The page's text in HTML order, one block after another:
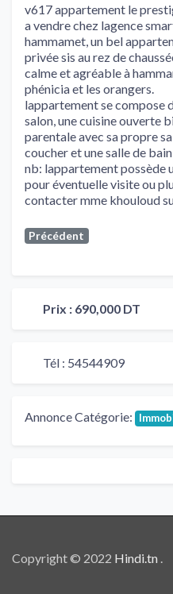
v617 appartement le
a vendre chez lagence
hammamet, un bel
privée sis au rez de
calme et agréable à
phénicia et les orangers.
lappartement se compose
salon, une cuisine ouverte
parentale avec sa propre
coucher et une salle de
nb: lappartement
pour éventuelle visite ou
contacter mme khouloud
Précédent
Prix : 690,000 DT
Tél : 54544909
Annonce Catégorie:
Copyright © 2022 Hindi.tn .